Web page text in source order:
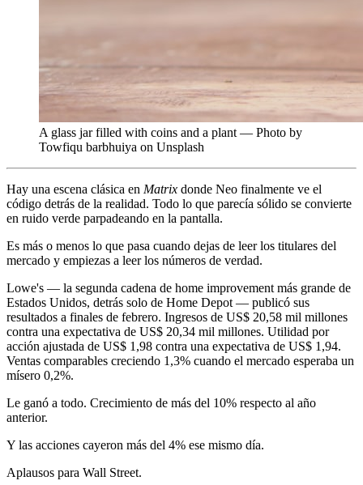
A glass jar filled with coins and a plant — Photo by
Towfiqu barbhuiya on Unsplash
Hay una escena clásica en Matrix donde Neo finalmente ve el
código detrás de la realidad. Todo lo que parecía sólido se convierte
en ruido verde parpadeando en la pantalla.
Es más o menos lo que pasa cuando dejas de leer los titulares del
mercado y empiezas a leer los números de verdad.
Lowe's — la segunda cadena de home improvement más grande de
Estados Unidos, detrás solo de Home Depot — publicó sus
resultados a finales de febrero. Ingresos de US$ 20,58 mil millones
contra una expectativa de US$ 20,34 mil millones. Utilidad por
acción ajustada de US$ 1,98 contra una expectativa de US$ 1,94.
Ventas comparables creciendo 1,3% cuando el mercado esperaba un
mísero 0,2%.
Le ganó a todo. Crecimiento de más del 10% respecto al año
anterior.
Y las acciones cayeron más del 4% ese mismo día.
Aplausos para Wall Street.